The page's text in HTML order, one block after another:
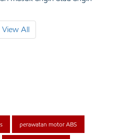
View All
perawatan motor ABS